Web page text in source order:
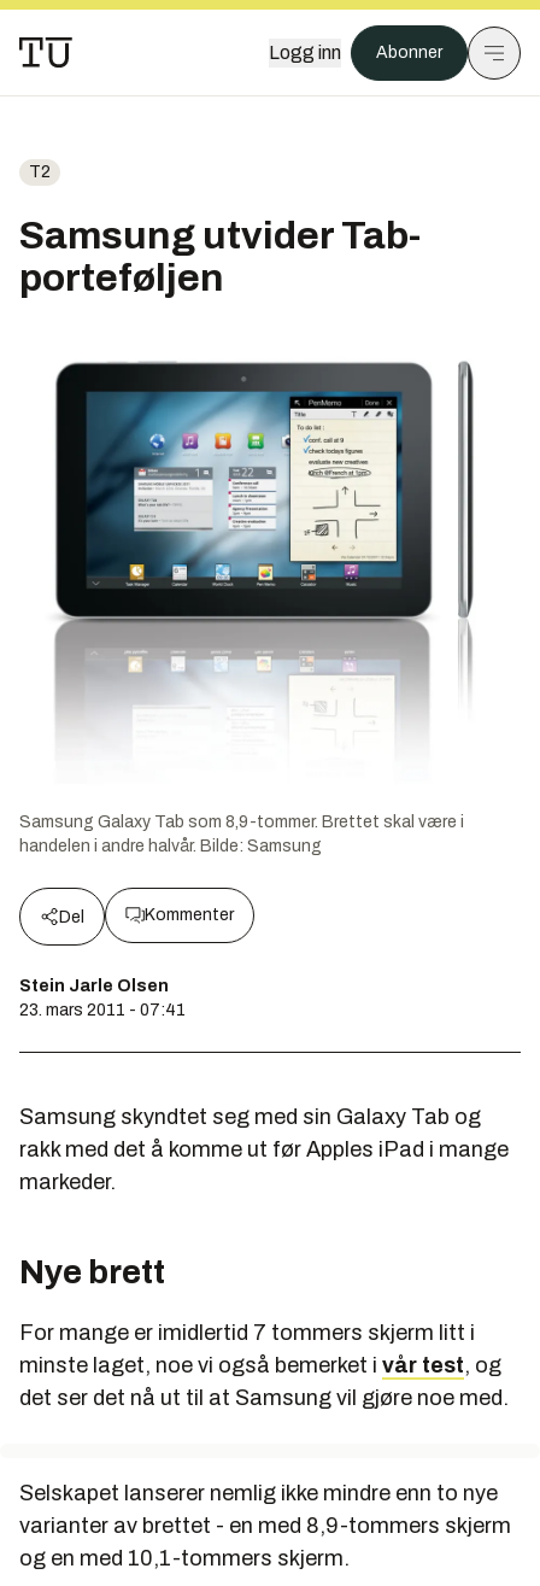
Logg inn Abonner
T2
Samsung utvider Tab-
porteføljen
Samsung Galaxy Tab som 8,9-tommer. Brettet skal være i
handelen i andre halvår. Bilde: Samsung
Del Kommenter
Stein Jarle Olsen
23. mars 2011 - 07:41
Samsung skyndtet seg med sin Galaxy Tab og
rakk med det å komme ut før Apples iPad i mange
markeder.
Nye brett
For mange er imidlertid 7 tommers skjerm litt i
minste laget, noe vi også bemerket i vår test, og
det ser det nå ut til at Samsung vil gjøre noe med.
Selskapet lanserer nemlig ikke mindre enn to nye
varianter av brettet - en med 8,9-tommers skjerm
og en med 10,1-tommers skjerm.